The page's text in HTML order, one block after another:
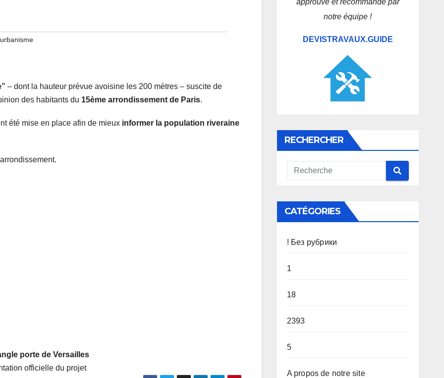
urbanisme
– dont la hauteur prévue avoisine les 200 mètres – suscite de
des habitants du 15ème arrondissement de Paris.
été mise en place afin de mieux informer la population riveraine
porte de Versailles
officielle du projet
approuvé et recommandé par
notre équipe !
DEVISTRAVAUX.GUIDE
RECHERCHER
CATÉGORIES
! Без рубрики
1
18
2393
5
A propos de notre site